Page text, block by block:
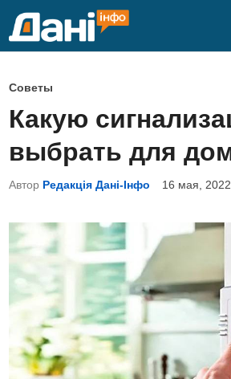
О
п
у
б
к
о
в
н
Советы
Какую
выбрать для
Автор Редакція Дані-Інфо 16 мая, 2022